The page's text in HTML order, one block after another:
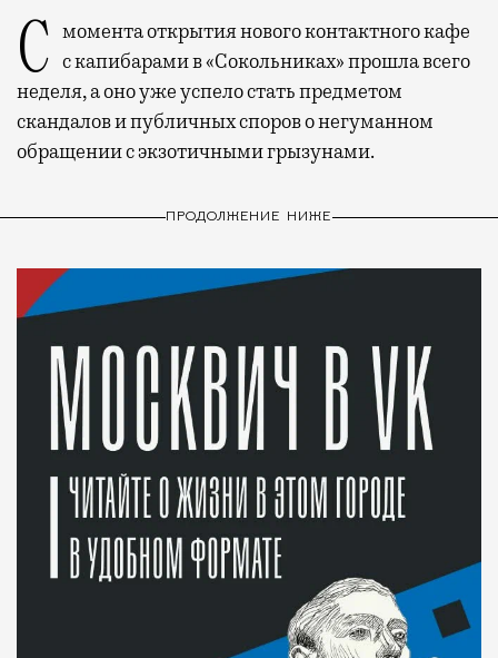
С момента открытия нового контактного кафе с капибарами в «Сокольниках» прошла всего
неделя, а оно уже успело стать предметом
скандалов и публичных споров о негуманном
обращении с экзотичными грызунами.
ПРОДОЛЖЕНИЕ НИЖЕ